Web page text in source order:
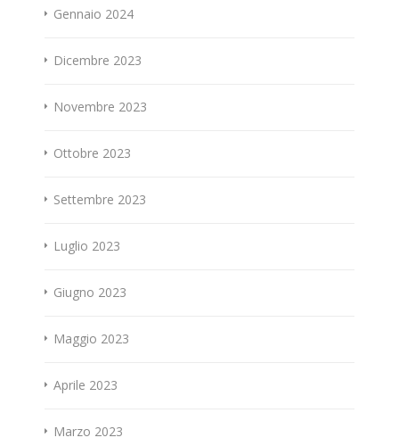
Gennaio 2024
Dicembre 2023
Novembre 2023
Ottobre 2023
Settembre 2023
Luglio 2023
Giugno 2023
Maggio 2023
Aprile 2023
Marzo 2023